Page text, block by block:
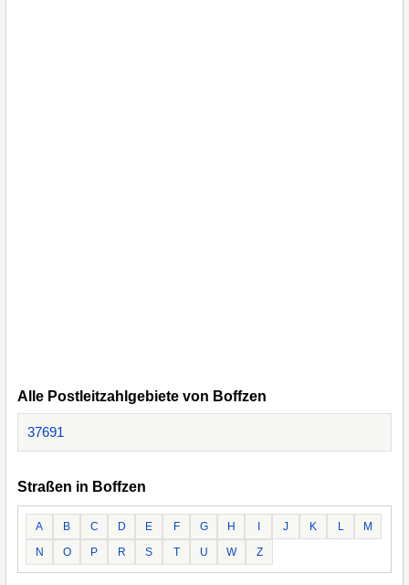
Alle Postleitzahlgebiete von Boffzen
37691
Straßen in Boffzen
A B C D E F G H J K L
M
N
O P R S T U W Z